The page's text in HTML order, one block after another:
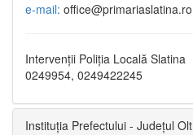
e-mail: office@primariaslatina.ro
Intervenții Poliția Locală Slatina
0249954, 0249422245
Instituția Prefectului - Județul Olt